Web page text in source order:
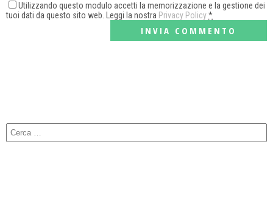
Utilizzando questo modulo accetti la memorizzazione e la gestione dei
tuoi dati da questo sito web. Leggi la nostra Privacy Policy*